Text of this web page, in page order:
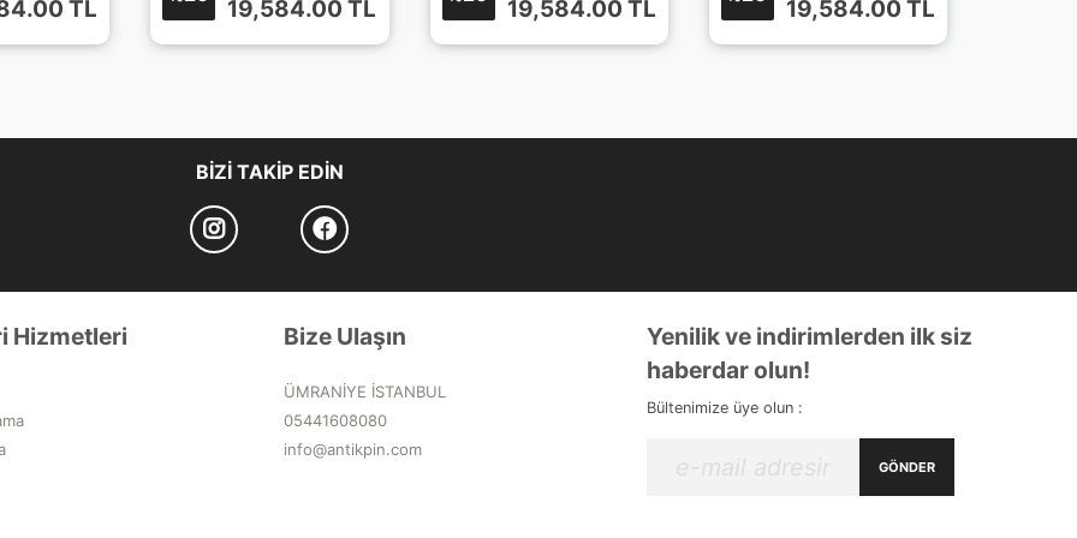
TL 19,584.00 TL 19,584.00 TL 19,584.00 TL
BIZI TAKIP EDIN
Hizmetleri Bize Ulaşın
ÜMRANİYE İSTANBUL
05441608080
info@antikpin.com
Yenilik ve indirimlerden ilk siz
haberdar olun!
Bültenimize üye olun :
GÖNDER